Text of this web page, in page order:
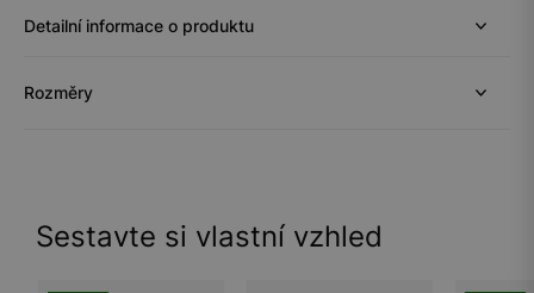
Detailní informace o produktu
Rozměry
Sestavte si vlastní vzhled